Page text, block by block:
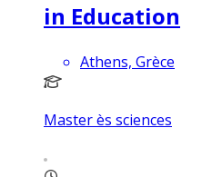
in Education
Athens, Grèce
Master ès sciences